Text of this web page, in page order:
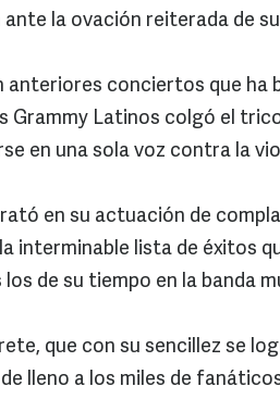
ante la ovación reiterada de
anteriores conciertos que ha
Grammy Latinos colgó el
en una sola voz contra la
en su actuación de
interminable lista de éxitos
los de su tiempo en la banda
que con su sencillez se
lleno a los miles de